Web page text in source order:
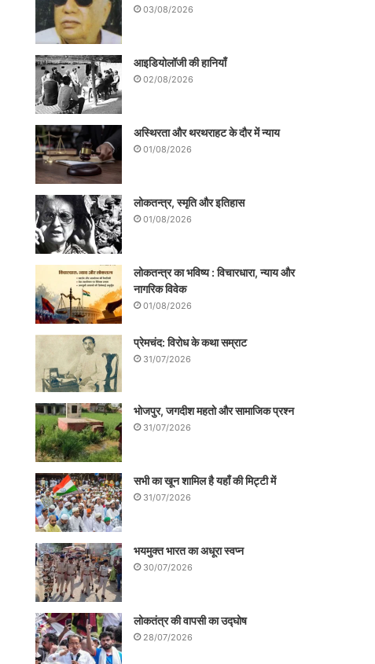
03/08/2026
आइडियोलॉजी की हानियाँ
02/08/2026
अस्थिरता और थरथराहट के दौर में न्याय
01/08/2026
लोकतन्त्र, स्मृति और इतिहास
01/08/2026
लोकतन्त्र का भविष्य : विचारधारा, न्याय और
नागरिक विवेक
01/08/2026
प्रेमचंद: विरोध के कथा सम्राट
31/07/2026
भोजपुर, जगदीश महतो और सामाजिक प्रश्न
31/07/2026
सभी का खून शामिल है यहाँ की मिट्टी में
31/07/2026
भयमुक्त भारत का अधूरा स्वप्न
30/07/2026
लोकतंत्र की वापसी का उद्घोष
28/07/2026